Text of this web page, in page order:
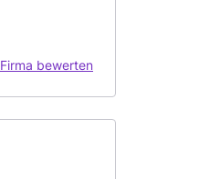
Firma bewerten